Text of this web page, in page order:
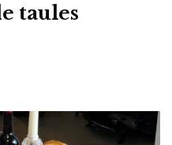
taules